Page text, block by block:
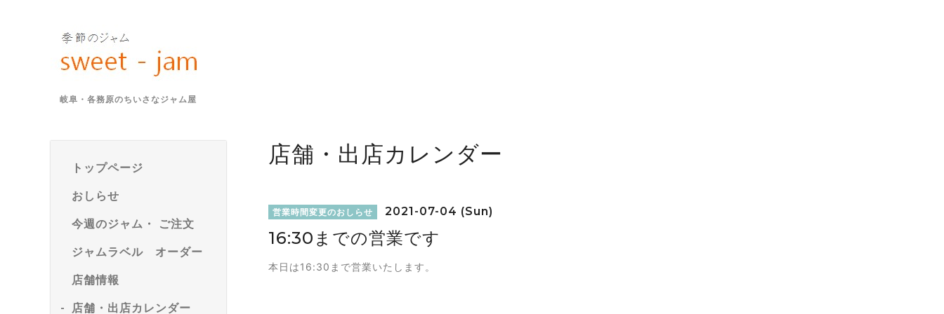
岐阜・各務原のちいさなジャム屋
トップページ
おしらせ
今週のジャム・ ご注文
ジャムラベル オーダー
店舗情報
店舗・出店カレンダー
店舗・出店カレンダー
営業時間変更のおしらせ 2021-07-04 (Sun)
16:30までの営業です
本日は16:30まで営業いたします。